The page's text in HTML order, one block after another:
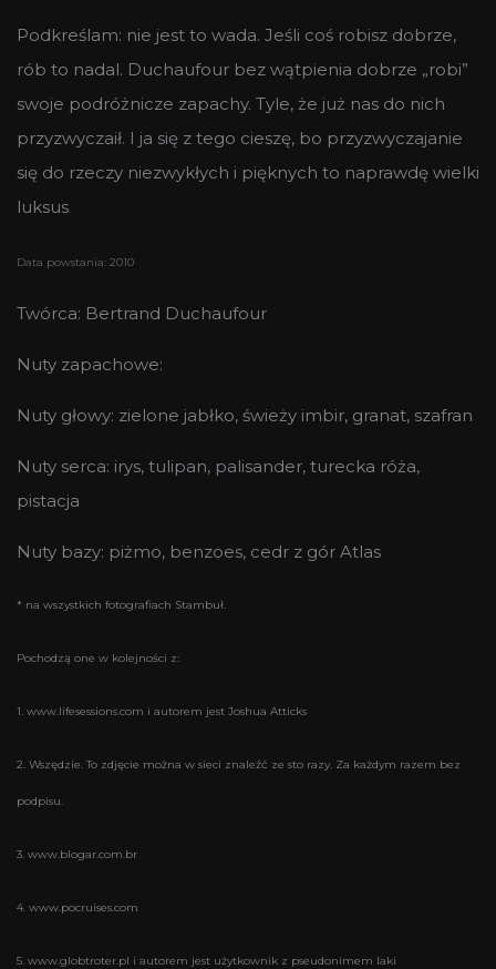
Podkreślam: nie jest to wada. Jeśli coś robisz dobrze,
rób to nadal. Duchaufour bez wątpienia dobrze „robi”
swoje podróżnicze zapachy. Tyle, że już nas do nich
przyzwyczaił. I ja się z tego cieszę, bo przyzwyczajanie
się do rzeczy niezwykłych i pięknych to naprawdę wielki
luksus.
Data powstania: 2010
Twórca: Bertrand Duchaufour
Nuty zapachowe:
Nuty głowy: zielone jabłko, świeży imbir, granat, szafran
Nuty serca: irys, tulipan, palisander, turecka róża,
pistacja
Nuty bazy: piżmo, benzoes, cedr z gór Atlas
* na wszystkich fotografiach Stambuł.
Pochodzą one w kolejności z:
1. www.lifesessions.com i autorem jest Joshua Atticks
2. Wszędzie. To zdjęcie można w sieci znaleźć ze sto razy. Za każdym razem bez
podpisu.
3. www.blogar.com.br
4. www.pocruises.com
5. www.globtroter.pl i autorem jest użytkownik z pseudonimem laki